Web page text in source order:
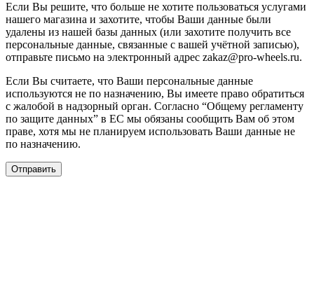
Если Вы решите, что больше не хотите пользоваться услугами
нашего магазина и захотите, чтобы Ваши данные были
удалены из нашей базы данных (или захотите получить все
персональные данные, связанные с вашей учётной записью),
отправьте письмо на электронный адрес zakaz@pro-wheels.ru.
Если Вы считаете, что Ваши персональные данные
используются не по назначению, Вы имеете право обратиться
с жалобой в надзорный орган. Согласно “Общему регламенту
по защите данных” в ЕС мы обязаны сообщить Вам об этом
праве, хотя мы не планируем использовать Ваши данные не
по назначению.
Отправить